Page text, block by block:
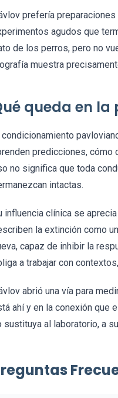
prefería
agudos que
de los perros, pero no
muestra
queda en
condicionamiento
predicciones, cómo
no significa que toda
intactas.
influencia clínica se
la extinción como
capaz de inhibir la
a trabajar con
abrió una vía para
ahí y en la conexión que
sustituya al laboratorio, a